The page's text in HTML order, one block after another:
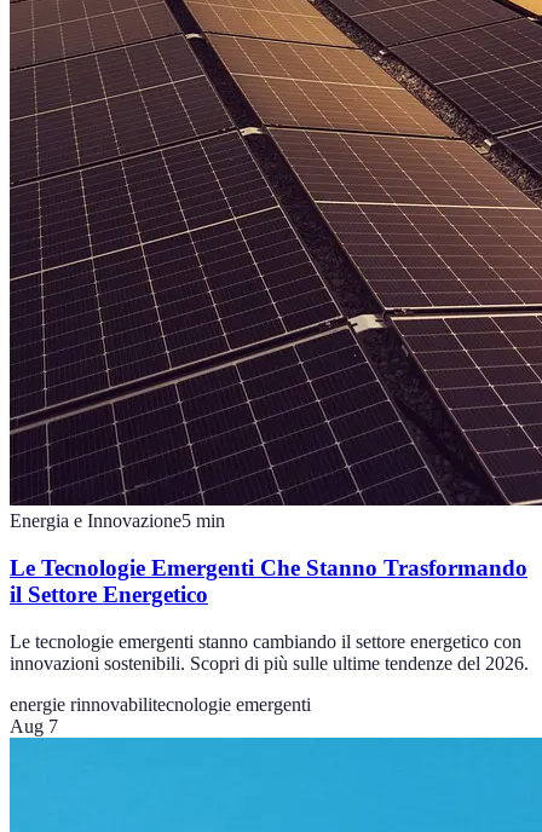
Energia e Innovazione5 min
Le Tecnologie Emergenti Che Stanno Trasformando
il Settore Energetico
Le tecnologie emergenti stanno cambiando il settore energetico con
innovazioni sostenibili. Scopri di più sulle ultime tendenze del 2026.
energie rinnovabilitecnologie emergenti
Aug 7